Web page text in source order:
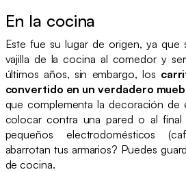
En la cocina
Este fue su lugar de origen, ya que
vajilla de la cocina al comedor y
últimos años, sin embargo, los
convertido en un verdadero
que complementa la decoración de
colocar contra una pared o al final
pequeños electrodomésticos
abarrotan tus armarios? Puedes
de cocina.